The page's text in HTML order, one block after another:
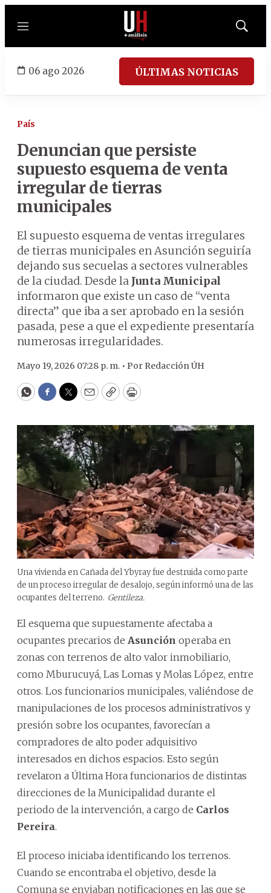
Menú
Mostrar
06 ago 2026 ÚLTIMAS NOTICIAS
País
Denuncian que persiste
supuesto esquema de venta
irregular de tierras
municipales
El supuesto esquema de ventas irregulares
de tierras municipales en Asunción seguiría
dejando sus secuelas a sectores vulnerables
de la ciudad. Desde la Junta Municipal
informaron que existe un caso de “venta
directa” que iba a ser aprobado en la sesión
pasada, pese a que el expediente presentaría
numerosas irregularidades.
Mayo 19, 2026 07:28 p. m. • Por Redacción ÚH
WhatsApp
Facebook
Twitter
EmailCopyPrint
Una vivienda en Cañada del Ybyray fue destruida como parte
de un proceso irregular de desalojo, según informó una de las
ocupantes del terreno. Gentileza.
El esquema que supuestamente afectaba a
ocupantes precarios de Asunción operaba en
zonas con terrenos de alto valor inmobiliario,
como Mburucuyá, Las Lomas y Molas López, entre
otros. Los funcionarios municipales, valiéndose de
manipulaciones de los procesos administrativos y
presión sobre los ocupantes, favorecían a
compradores de alto poder adquisitivo
interesados en dichos espacios. Esto según
revelaron a Última Hora funcionarios de distintas
direcciones de la Municipalidad durante el
periodo de la intervención, a cargo de Carlos
Pereira.
El proceso iniciaba identificando los terrenos.
Cuando se encontraba el objetivo, desde la
Comuna se enviaban notificaciones en las que se